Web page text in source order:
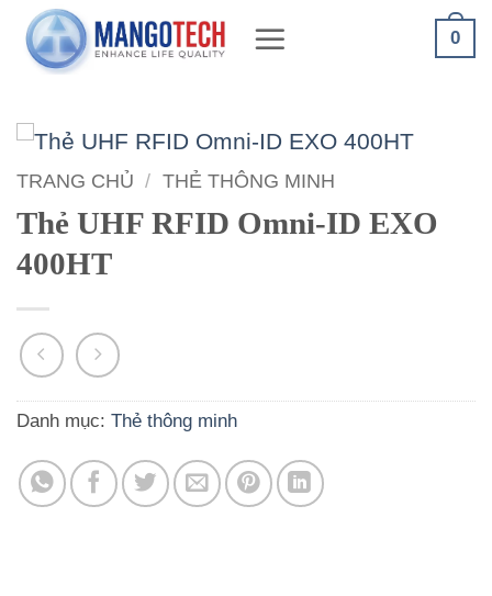
qua
dung
0
TRANG CHỦ / THẺ THÔNG MINH
Thẻ UHF RFID Omni-ID EXO
400HT
Danh mục: Thẻ thông minh